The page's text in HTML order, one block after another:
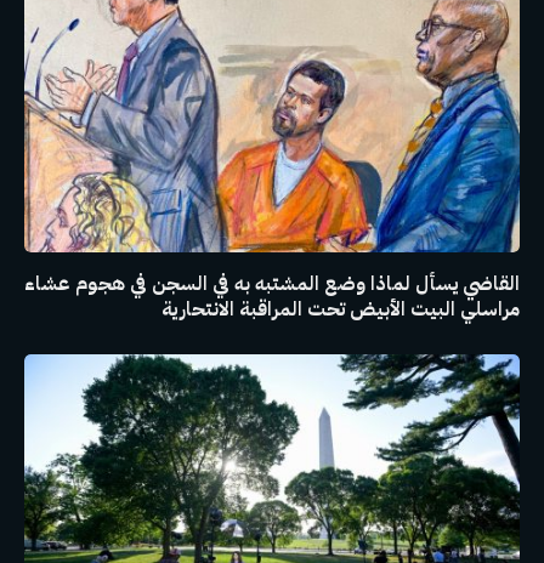
القاضي يسأل لماذا وضع المشتبه به في السجن في هجوم عشاء
مراسلي البيت الأبيض تحت المراقبة الانتحارية